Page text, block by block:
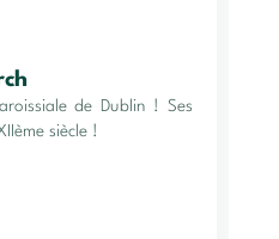
de Dublin ! Ses
siècle !